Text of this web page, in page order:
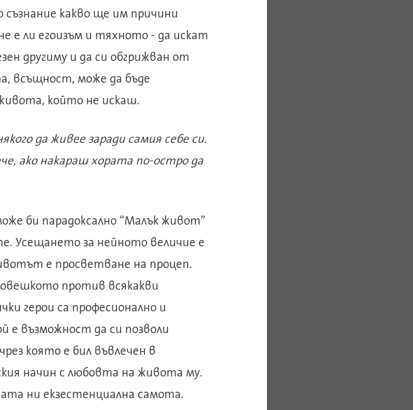
какво ще им причини
е ли егоизъм и тяхното - да искат
другиму и да си обгрижван от
всъщност, може да бъде
който не искаш.
да живее заради самия себе си.
ако накараш хората по-остро да
би парадоксално “Малък живот”
Усещането за нейното величие е
е просветване на процеп.
против всякакви
герои са професионално и
е възможност да си позволи
която е бил въвлечен в
начин с любовта на живота му.
ни екзестенциална самота.